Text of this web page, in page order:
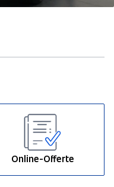
Online-Offerte